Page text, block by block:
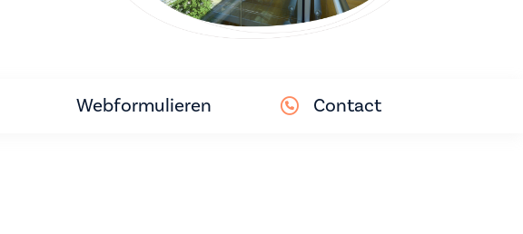
Webformulieren Contact